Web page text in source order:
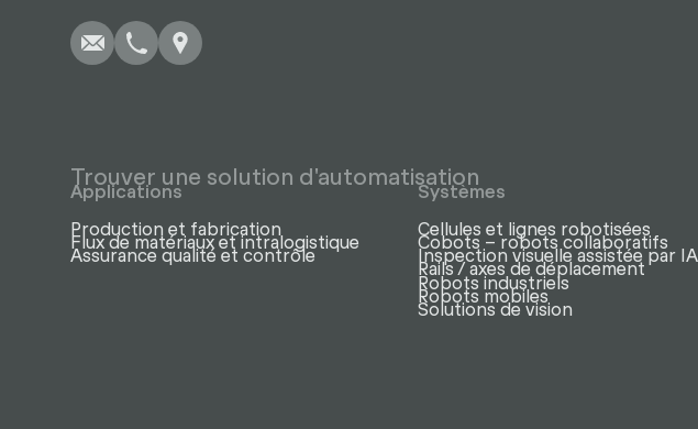
Trouver une solution d'automatisation
Applications
Production et fabrication
Flux de matériaux et intralogistique
Assurance qualité et contrôle
Systèmes
Cellules et lignes robotisées
Cobots – robots collaboratifs
Inspection visuelle assistée par IA
Rails / axes de déplacement
Robots industriels
Robots mobiles
Solutions de vision